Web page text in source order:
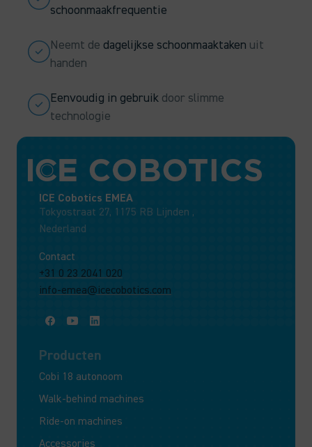
schoonmaakfrequentie
Neemt de dagelijkse schoonmaaktaken uit
handen
Eenvoudig in gebruik door slimme
technologie
ICE Cobotics EMEA
Tokyostraat 27, 1175 RB Lijnden ,
Nederland
Contact
+31 0 23 2041 020
info-emea@icecobotics.com
Producten
Cobi 18 autonoom
Walk-behind machines
Ride-on machines
Accessories